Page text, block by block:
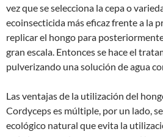
vez que se selecciona la cepa o
ecoinsecticida más eficaz frente a la
replicar el hongo para
gran escala. Entonces se hace el
pulverizando una solución de agua
Las ventajas de la utilización del
Cordyceps es múltiple, por un lado,
ecológico natural que evita la